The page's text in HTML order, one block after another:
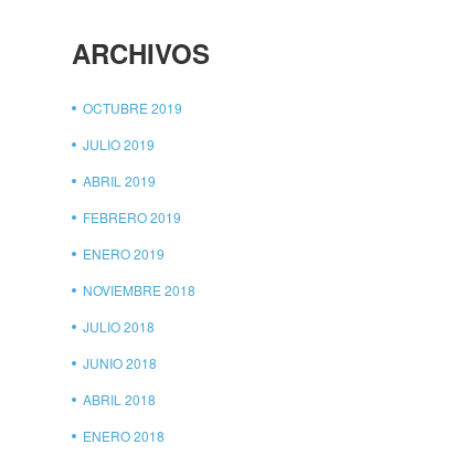
ARCHIVOS
OCTUBRE 2019
JULIO 2019
ABRIL 2019
FEBRERO 2019
ENERO 2019
NOVIEMBRE 2018
JULIO 2018
JUNIO 2018
ABRIL 2018
ENERO 2018